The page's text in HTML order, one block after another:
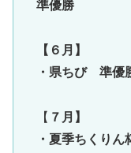
準優勝
【６月】
・県ちび 準優
【 ７月】
・夏季ちくり